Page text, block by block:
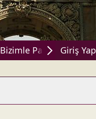
Bizimle Paylaşın!Giriş Yap